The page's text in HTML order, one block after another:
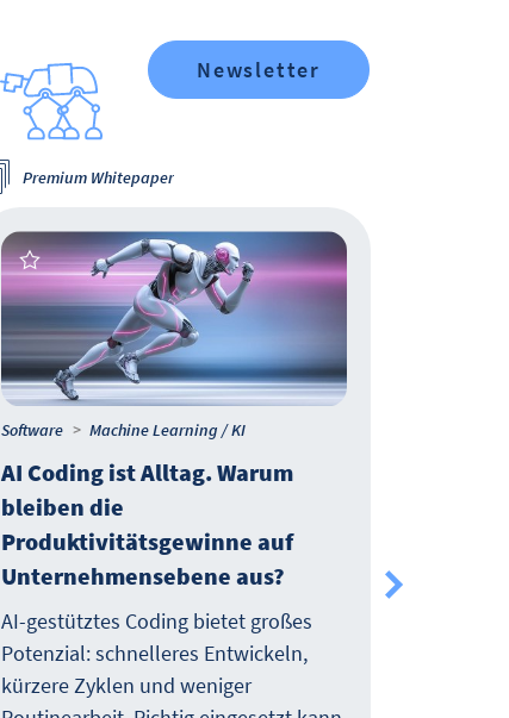
Newsletter
Premium Whitepaper
Software Machine Learning / KI
AI Coding ist Alltag. Warum
bleiben die
Produktivitätsgewinne auf
Unternehmensebene aus?
AI-gestütztes Coding bietet großes
Potenzial: schnelleres Entwickeln,
kürzere Zyklen und weniger